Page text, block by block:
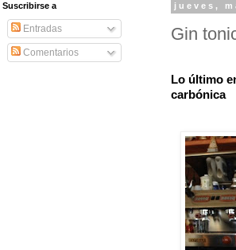
jueves,
Gin
Lo último
carbónica
Suscribirse a
Entradas
Comentarios